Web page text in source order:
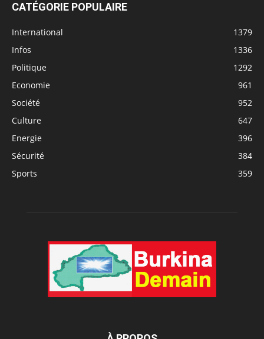
CATÉGORIE POPULAIRE
International
1379
Infos
1336
Politique
1292
Economie
961
Société
952
Culture
647
Energie
396
Sécurité
384
Sports
359